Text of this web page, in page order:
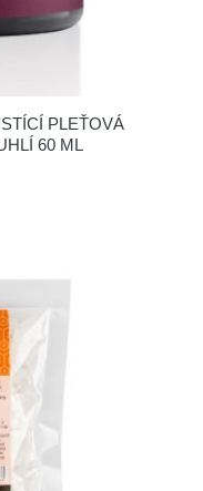
PLEŤOVÁ
60 ML